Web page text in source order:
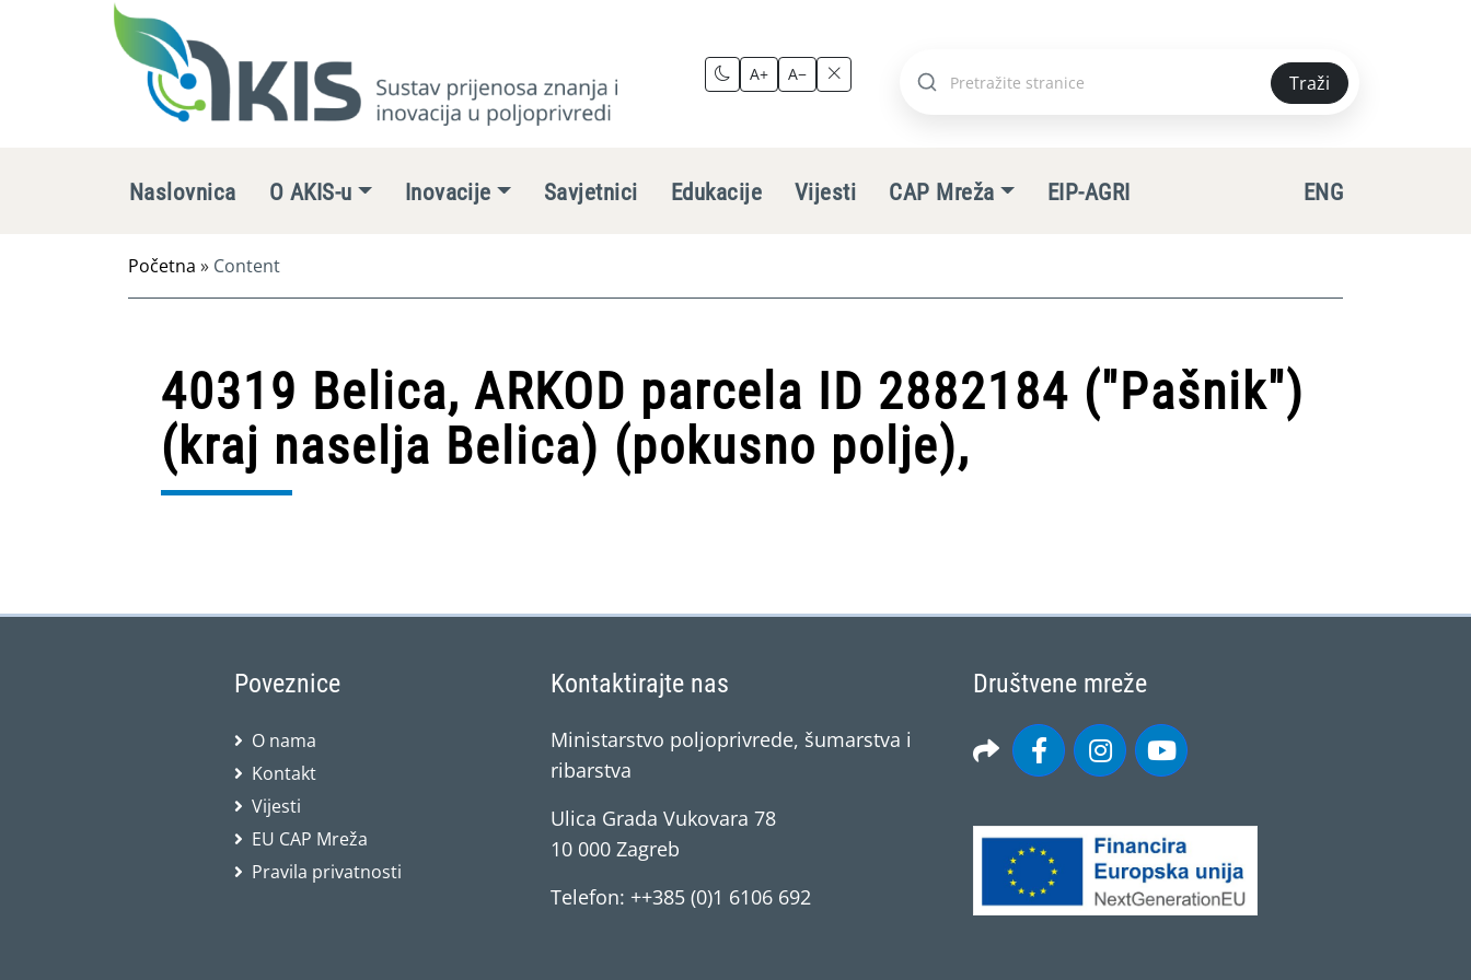
A+ A−
Pretraži
Traži
Naslovnica O AKIS-u Inovacije Savjetnici Edukacije Vijesti CAP Mreža EIP-AGRI ENG
Početna » Content
40319 Belica, ARKOD parcela ID 2882184 ("Pašnik")
(kraj naselja Belica) (pokusno polje),
Poveznice
O nama
Kontakt
Vijesti
EU CAP Mreža
Pravila privatnosti
Kontaktirajte nas
Ministarstvo poljoprivrede, šumarstva i
ribarstva
Ulica Grada Vukovara 78
10 000 Zagreb
Telefon: ++385 (0)1 6106 692
Društvene mreže